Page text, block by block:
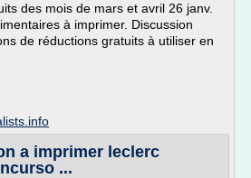
des mois de mars et avril 26 janv.
à imprimer. Discussion
de réductions gratuits à utiliser en
a imprimer leclerc
...